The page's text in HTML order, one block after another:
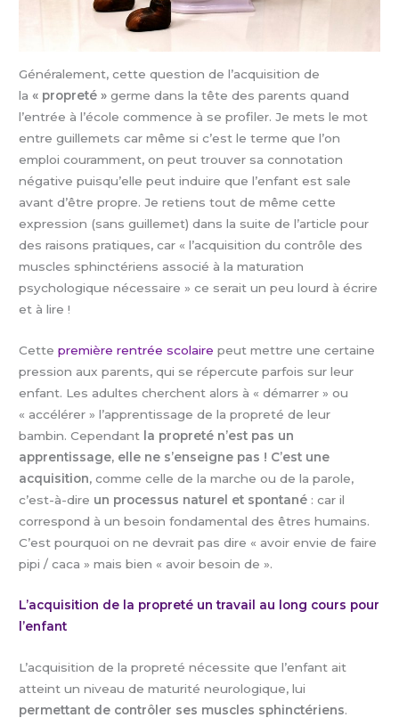
Généralement, cette question de l’acquisition de
la « propreté » germe dans la tête des parents quand
l’entrée à l’école commence à se profiler. Je mets le mot
entre guillemets car même si c’est le terme que l’on
emploi couramment, on peut trouver sa connotation
négative puisqu’elle peut induire que l’enfant est sale
avant d’être propre. Je retiens tout de même cette
expression (sans guillemet) dans la suite de l’article pour
des raisons pratiques, car « l’acquisition du contrôle des
muscles sphinctériens associé à la maturation
psychologique nécessaire » ce serait un peu lourd à écrire
et à lire !
Cettepremière rentrée scolaire peut mettre une certaine
pression aux parents, qui se répercute parfois sur leur
enfant. Les adultes cherchent alors à « démarrer » ou
« accélérer » l’apprentissage de la propreté de leur
bambin. Cependant
la propreté n’est pas un
apprentissage, elle ne s’enseigne pas ! C’est une
acquisition, comme celle de la marche ou de la parole,
c’est-à-dire un processus naturel et spontané : car il
correspond à un besoin fondamental des êtres humains.
C’est pourquoi on ne devrait pas dire « avoir envie de faire
pipi / caca » mais bien « avoir besoin de ».
L’acquisition de la propreté un travail au long cours pour
l’enfant
L’acquisition de la propreté nécessite que l’enfant ait
atteint un niveau de maturité neurologique, lui
permettant de contrôler ses muscles sphinctériens.